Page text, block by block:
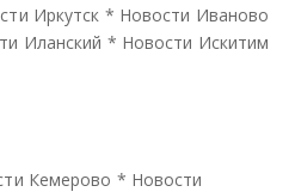
Иркутск * Новости Иваново
Иланский * Новости Искитим
Кемерово * Новости